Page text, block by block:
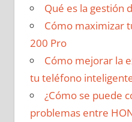
Qué es la gestión
Cómo maximizar
200 Pro
Cómo mejorar la
tu teléfono
¿Cómo se puede
problemas entre